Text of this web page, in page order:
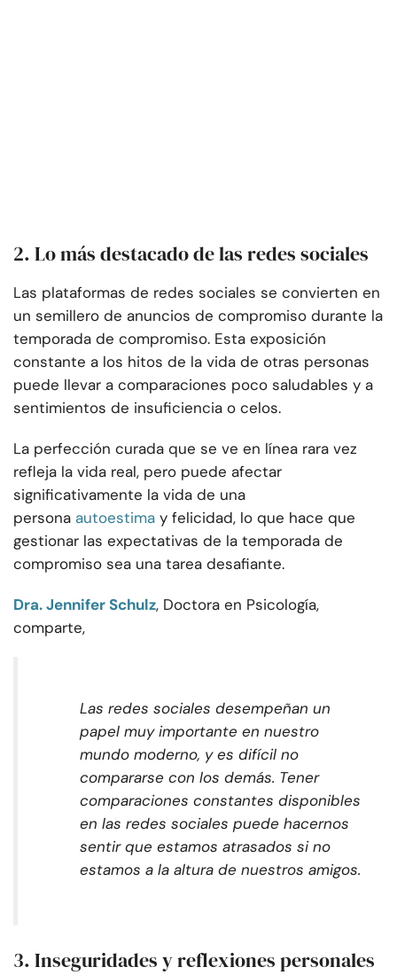
2. Lo más destacado de las redes sociales
Las plataformas de redes sociales se convierten en
un semillero de anuncios de compromiso durante la
temporada de compromiso. Esta exposición
constante a los hitos de la vida de otras personas
puede llevar a comparaciones poco saludables y a
sentimientos de insuficiencia o celos.
La perfección curada que se ve en línea rara vez
refleja la vida real, pero puede afectar
significativamente la vida de una
persona autoestima y felicidad, lo que hace que
gestionar las expectativas de la temporada de
compromiso sea una tarea desafiante.
Dra. Jennifer Schulz, Doctora en Psicología,
comparte,
Las redes sociales desempeñan un
papel muy importante en nuestro
mundo moderno, y es difícil no
compararse con los demás. Tener
comparaciones constantes disponibles
en las redes sociales puede hacernos
sentir que estamos atrasados si no
estamos a la altura de nuestros amigos.
3. Inseguridades y reflexiones personales